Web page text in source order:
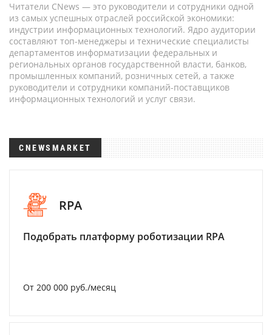
Читатели CNews — это руководители и сотрудники одной
из самых успешных отраслей российской экономики:
индустрии информационных технологий. Ядро аудитории
составляют топ-менеджеры и технические специалисты
департаментов информатизации федеральных и
региональных органов государственной власти, банков,
промышленных компаний, розничных сетей, а также
руководители и сотрудники компаний-поставщиков
информационных технологий и услуг связи.
CNEWSMARKET
RPA
Подобрать платформу роботизации RPA
От 200 000 руб./месяц